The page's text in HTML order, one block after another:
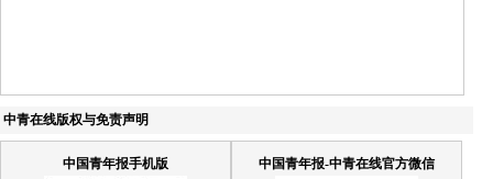
中青在线版权与免责声明
中国青年报手机版 中国青年报-中青在线官方微信